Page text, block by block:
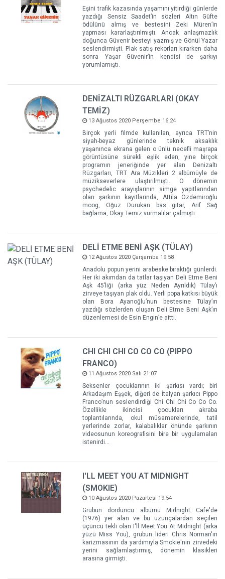
Eşini trafik kazasında yaşamını yitirdiği günlerde
yazdığı Sensiz Saadet’in sözleri Altın Güfte
ödülünü almış ve bestesini Zeki Müren’in
yapması kararlaştırılmıştı. Ancak anlaşmazlık
doğunca Güvenir besteyi yazmış ve Gönül Yazar
seslendirmişti. Plak satış rekorları kırarken daha
sonra Yaşar Güvenir’in kendisi de şarkıyı
yorumlamıştı.
DENİZALTI RÜZGARLARI (OKAY
TEMİZ)
13 Ağustos 2020 Perşembe 16:24
Birçok yerli filmde kullanılan, ayrıca TRT’nin
siyah-beyaz günlerinde teknik aksaklık
yaşanınca ekrana gelen o ünlü necefli maşrapa
görüntüsüne sürekli eşlik eden, yine birçok
programın jeneriğinde yer alan Denizaltı
Rüzgarları, TRT Ara Müzikleri 2 albümüyle de
müzikseverlere ulaştırılmıştı. O dönemin
psychedelic arayışlarının simge yapıtlarından
olan şarkının kayıtlarında, Attila Özdemiroğlu
moog, Oğuz Durukan bas gitar, Arif Sağ
bağlama, Okay Temiz vurmalılar çalmıştı…
DELİ ETME BENİ AŞK (TÜLAY)
12 Ağustos 2020 Çarşamba 19:58
Anadolu popun yerini arabeske bıraktığı günlerdi.
Her iki akımdan da tatlar taşıyan Deli Etme Beni
Aşk 45’liği (arka yüz Neden Ayrıldık) Tülay’ı
zirveye taşıyan plak oldu. Yerli popa katkısı büyük
olan Bora Ayanoğlu’nun bestesine Tülay’ın
yazdığı sözlerden oluşan Deli Etme Beni Aşk’ın
düzenlemesi de Esin Engin’e aitti.
CHI CHI CHI CO CO CO (PIPPO
FRANCO)
11 Ağustos 2020 Salı 21:07
Seksenler çocuklarının iki şarkısı vardı; biri
Arkadaşım Eşşek, diğeri de İtalyan şarkıcı Pippo
Franco’nun seslendirdiği Chi Chi Chi Co Co Co.
Özellikle ikincisi çocukları akraba
toplantılarında, okul müsamerelerinde, tatil
yerlerinde zorlar, kalabalıklar önünde şarkının
videosunun koreografisini bire bir uygulamaları
istenirdi…
I'LL MEET YOU AT MIDNIGHT
(SMOKIE)
10 Ağustos 2020 Pazartesi 19:54
Grubun dördüncü albümü Midnight Cafe'de
(1976) yer alan ve bu uzunçalardan seçilen
üçüncü tekli olan I'll Meet You At Midnight (arka
yüzü Miss You), grubun lideri Chris Norman'ın
karizmasının da yardımıyla Smokie'nin zirvedeki
yerini sağlamlaştırmış, dönemin klasikleri
arasına girmişti.